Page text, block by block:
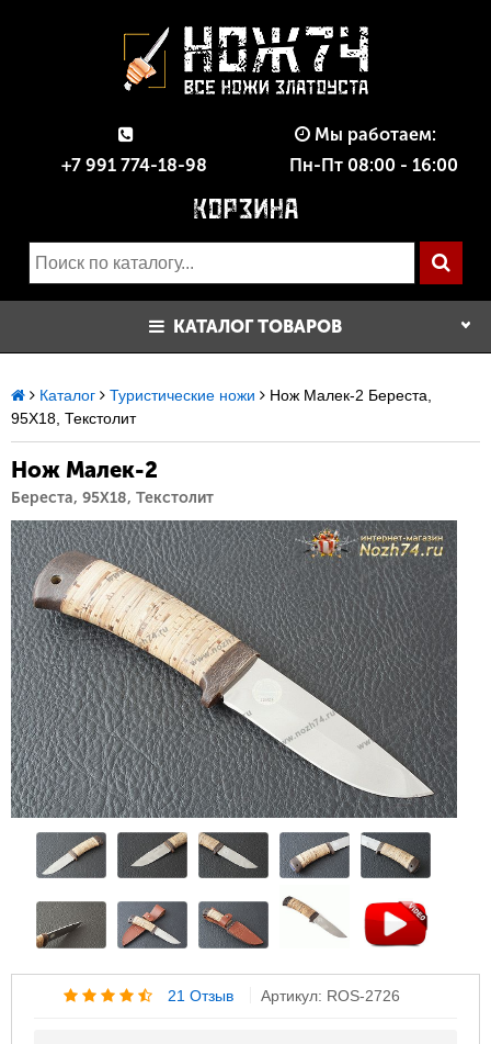
+7 991 774-18-98
Мы работаем:
Пн-Пт 08:00 - 16:00
КАТАЛОГ ТОВАРОВ
Каталог Туристические ножи
Нож Малек-2 Береста,
95Х18, Текстолит
Нож Малек-2
Береста, 95Х18, Текстолит
21 Отзыв Артикул: ROS-2726